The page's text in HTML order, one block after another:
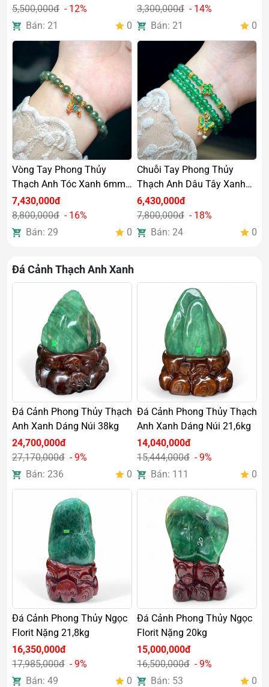
5,500,000đ - 12%
Bán: 21
0
3,300,000đ - 14%
Bán: 21
0
Vòng Tay Phong Thủy
Thạch Anh Tóc Xanh 6mm
Mix Charm Bạc Si Vàng
7,430,000đ
8,800,000đ - 16%
Bán: 29
0
Chuỗi Tay Phong Thủy
Thạch Anh Dâu Tây Xanh
5,5mm Mix Charm Bạc Si
Vàng
6,430,000đ
7,800,000đ - 18%
Bán: 24
0
Đá Cảnh Thạch Anh Xanh
Đá Cảnh Phong Thủy Thạch
Anh Xanh Dáng Núi 38kg
24,700,000đ
27,170,000đ - 9%
Bán: 236
0
Đá Cảnh Phong Thủy Thạch
Anh Xanh Dáng Núi 21,6kg
14,040,000đ
15,444,000đ - 9%
Bán: 111
0
Đá Cảnh Phong Thủy Ngọc
Florit Nặng 21,8kg
16,350,000đ
17,985,000đ - 9%
Bán: 49
0
Đá Cảnh Phong Thủy Ngọc
Florit Nặng 20kg
15,000,000đ
16,500,000đ - 9%
Bán: 53
0